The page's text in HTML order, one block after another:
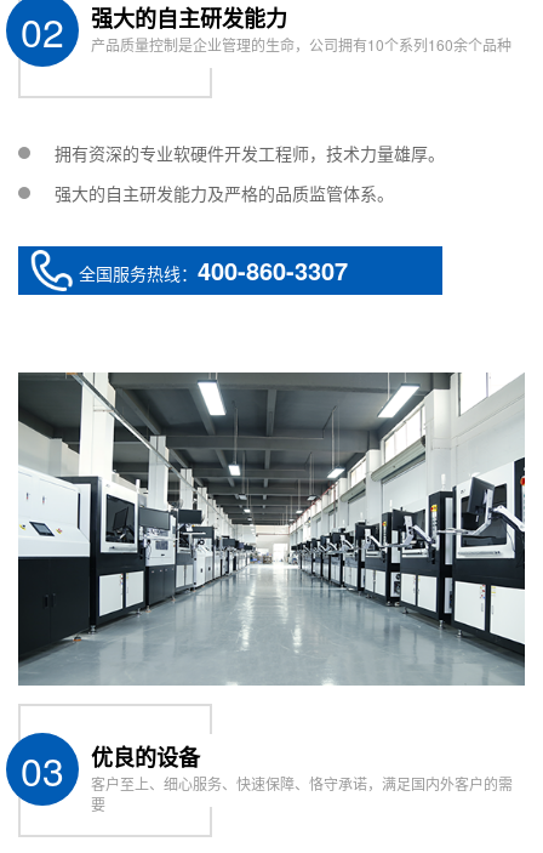
02 强大的自主研发能力
产品质量控制是企业管理的生命，公司拥有10个系列160余个品种
拥有资深的专业软硬件开发工程师，技术力量雄厚。
强大的自主研发能力及严格的品质监管体系。
全国服务热线： 400-860-3307
03 优良的设备
客户至上、细心服务、快速保障、恪守承诺，满足国内外客户的需
要